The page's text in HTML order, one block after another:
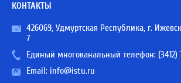
КОНТАКТЫ
426069, Удмуртская Республика, г.
7
Единый многоканальный телефон:
Email: info@istu.ru